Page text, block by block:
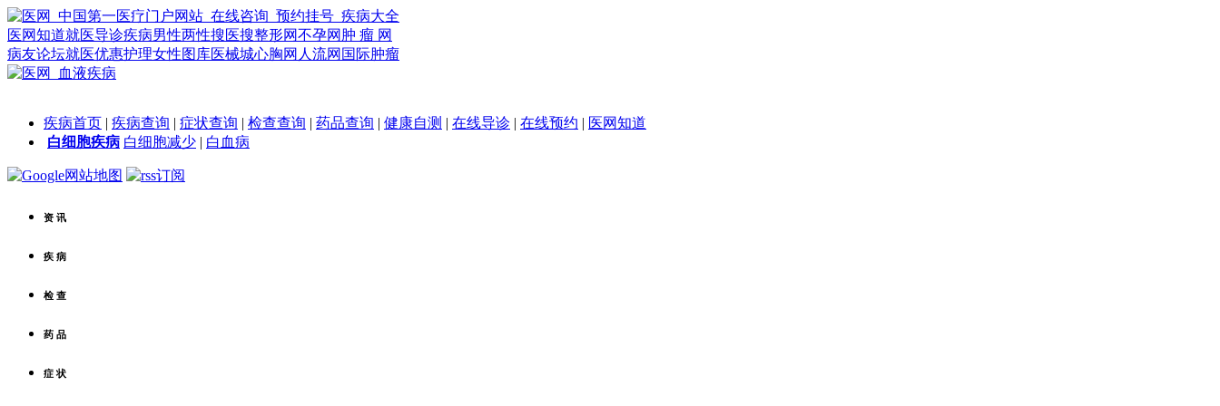
医网知道就医导诊疾病男性两性搜医搜整形网不孕网 肿 瘤 网
病友论坛就医优惠护理女性图库医械城心胸网 人流网 国际肿瘤
疾病首页 | 疾病查询 | 症状查询 | 检查查询 | 药品查询 | 健康自测 | 在线导诊 | 在线预约 | 医网知道
白细胞疾病 白细胞减少 | 白血病
资 讯
疾 病
检 查
药 品
症 状